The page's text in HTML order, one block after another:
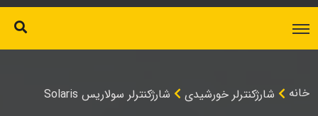
خانه شارژکنترلر خورشیدی شارژکنترلر سولاریس Solaris